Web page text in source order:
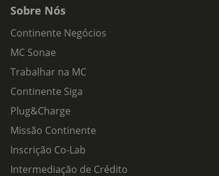
Sobre Nós
Continente Negócios
MC Sonae
Trabalhar na MC
Continente Siga
Plug&Charge
Missão Continente
Inscrição Co-Lab
Intermediação de Crédito